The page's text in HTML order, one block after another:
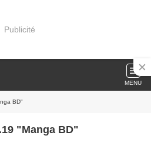
Publicité
MENU
BD"
"Manga BD"